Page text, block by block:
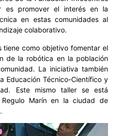
es promover el interés en la
en estas comunidades al
colaborativo.
tiene como objetivo fomentar el
de la robótica en la población
La iniciativa también
Educación Técnico-Científico y
Este mismo taller se está
Marín en la ciudad de